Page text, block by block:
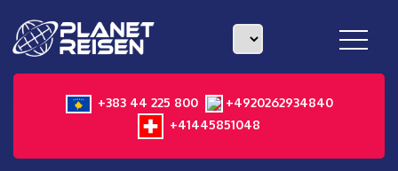
toggle
+383 44 225 800
+4920262934840
+41445851048